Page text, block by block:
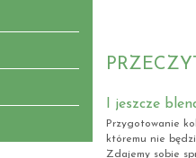
I jeszcze
Przygotowanie
któremu nie
Zdajemy sobie